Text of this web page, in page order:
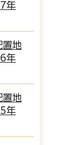
年
置地
年
置地
年